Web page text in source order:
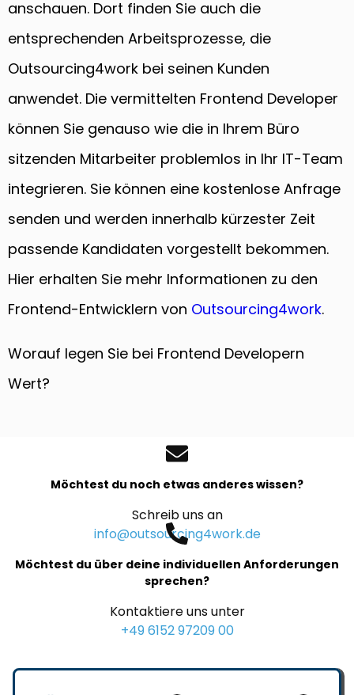
anschauen. Dort finden Sie auch die
entsprechenden Arbeitsprozesse, die
Outsourcing4work bei seinen Kunden
anwendet. Die vermittelten Frontend Developer
können Sie genauso wie die in Ihrem Büro
sitzenden Mitarbeiter problemlos in Ihr IT-Team
integrieren. Sie können eine kostenlose Anfrage
senden und werden innerhalb kürzester Zeit
passende Kandidaten vorgestellt bekommen.
Hier erhalten Sie mehr Informationen zu den
Frontend-Entwicklern von Outsourcing4work.
Worauf legen Sie bei Frontend Developern
Wert?
Möchtest du noch etwas anderes wissen?
Schreib uns an
info@outsourcing4work.de
Möchtest du über deine individuellen Anforderungen
sprechen?
Kontaktiere uns unter
+49 6152 97209 00